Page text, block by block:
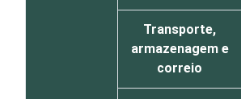
Transporte,
armazenagem e
correio